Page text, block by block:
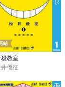
結
教室
優征